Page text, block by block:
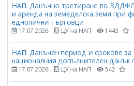
НАП: Данъчно третиране по
и аренда на земеделска земя при
еднолични търговци
17.07.2026 ЦУ на НАП 1443
НАП: Данъчен период и срокове за
националния допълнителен данък
17.07.2026 ЦУ на НАП 542